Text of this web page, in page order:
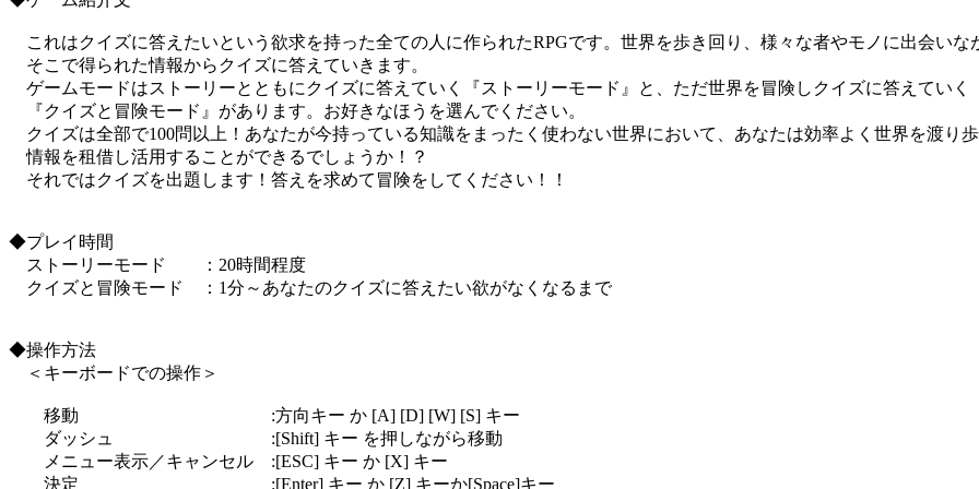
これはクイズに答えたいという欲求を持った全ての人に作られたRPGです。世界を歩き回り、様々な者やモノに出会いな
そこで得られた情報からクイズに答えていきます。
ゲームモードはストーリーとともにクイズに答えていく『ストーリーモード』と、ただ世界を冒険しクイズに答えていく
『クイズと冒険モード』があります。お好きなほうを選んでください。
クイズは全部で100問以上！あなたが今持っている知識をまったく使わない世界において、あなたは効率よく世界を渡り歩
情報を租借し活用することができるでしょうか！？
それではクイズを出題します！答えを求めて冒険をしてください！！
◆プレイ時間
ストーリーモード ：20時間程度
クイズと冒険モード ：1分～あなたのクイズに答えたい欲がなくなるまで
◆操作方法
＜キーボードでの操作＞
移動 :方向キー か [A] [D] [W] [S] キー
ダッシュ :[Shift] キー を押しながら移動
メニュー表示／キャンセル :[ESC] キー か [X] キー
決定 :[Enter] キー か [Z] キーか[Space]キー